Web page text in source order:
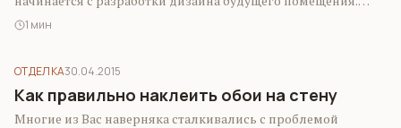
Затем следует выбор материалов. А вот основой…
1 мин
ОТДЕЛКА30.04.2015
Как правильно наклеить обои на стену
Многие из Вас наверняка сталкивались с проблемой